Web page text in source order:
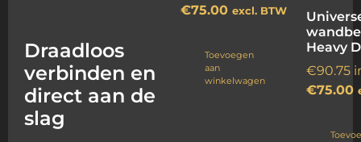
Draadloos
verbinden en
direct aan de
slag
€75.00 excl. BTW
Toevoegen
aan
winkelwagen
Heavy
€90.75
€75.00